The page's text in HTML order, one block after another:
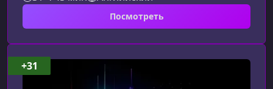
запросы и строить собственные AI-
инструменты, которые принесут реальную
бессмысленного зазубривания — только
практические навыки и глубокое
понимание.Что вы изучите в этом
Посмотреть
+31